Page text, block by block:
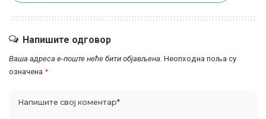
Напишите одговор
Ваша адреса е-поште неће бити објављена. Неопходна поља су
означена *